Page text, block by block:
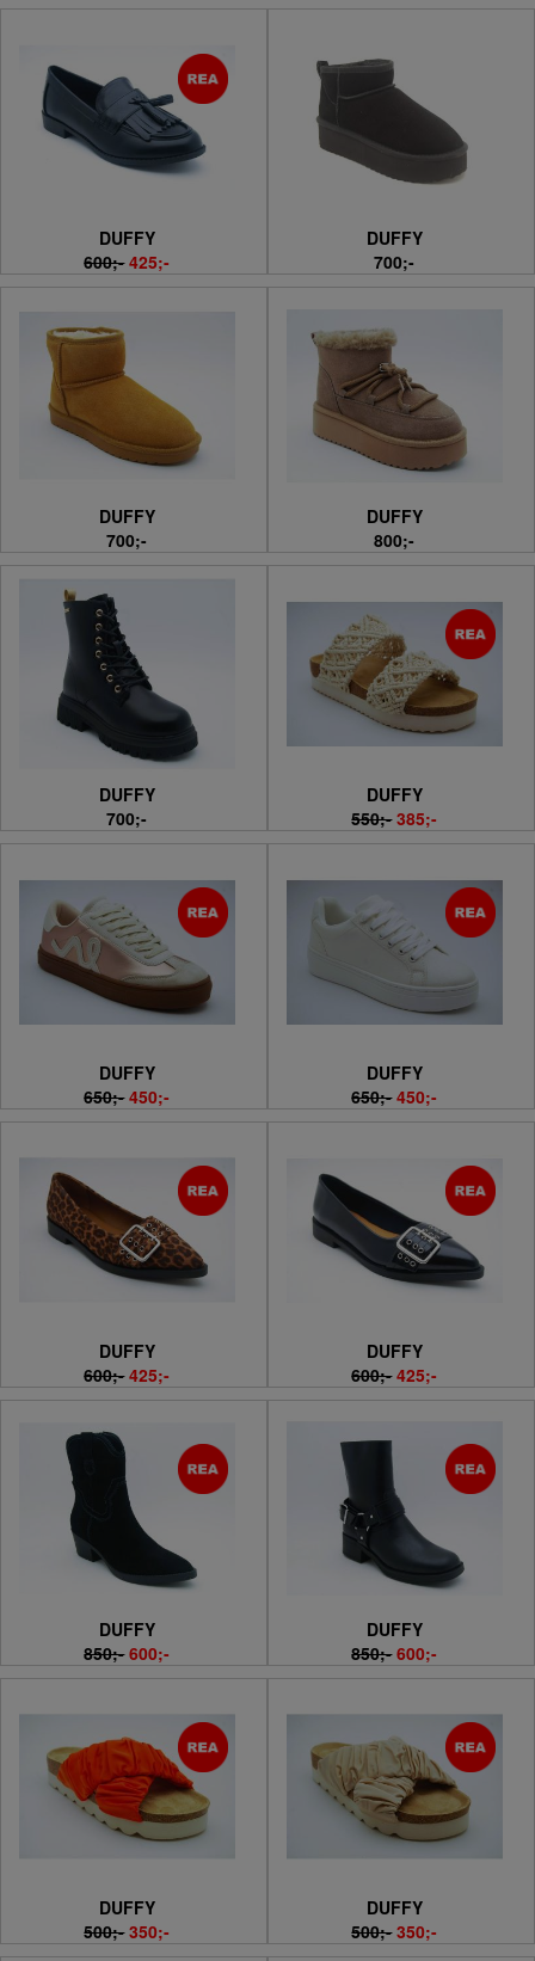
DUFFY
600;- 425;-
DUFFY
700;-
DUFFY
700;-
DUFFY
800;-
DUFFY
700;-
DUFFY
550;- 385;-
DUFFY
650;- 450;-
DUFFY
650;- 450;-
DUFFY
600;- 425;-
DUFFY
600;- 425;-
DUFFY
850;- 600;-
DUFFY
850;- 600;-
DUFFY
500;- 350;-
DUFFY
500;- 350;-